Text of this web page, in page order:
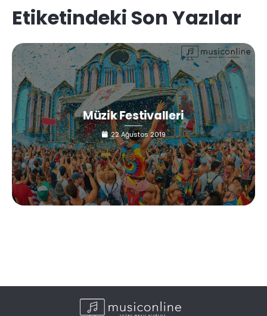
Etiketindeki Son Yazılar
Müzik Festivalleri
22 Ağustos 2019